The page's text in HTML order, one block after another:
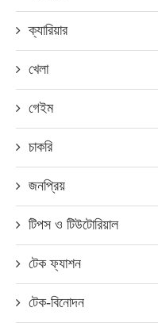
ক্যারিয়ার
খেলা
গেইম
চাকরি
জনপ্রিয়
টিপস ও টিউটোরিয়াল
টেক ফ্যাশন
টেক-বিনোদন